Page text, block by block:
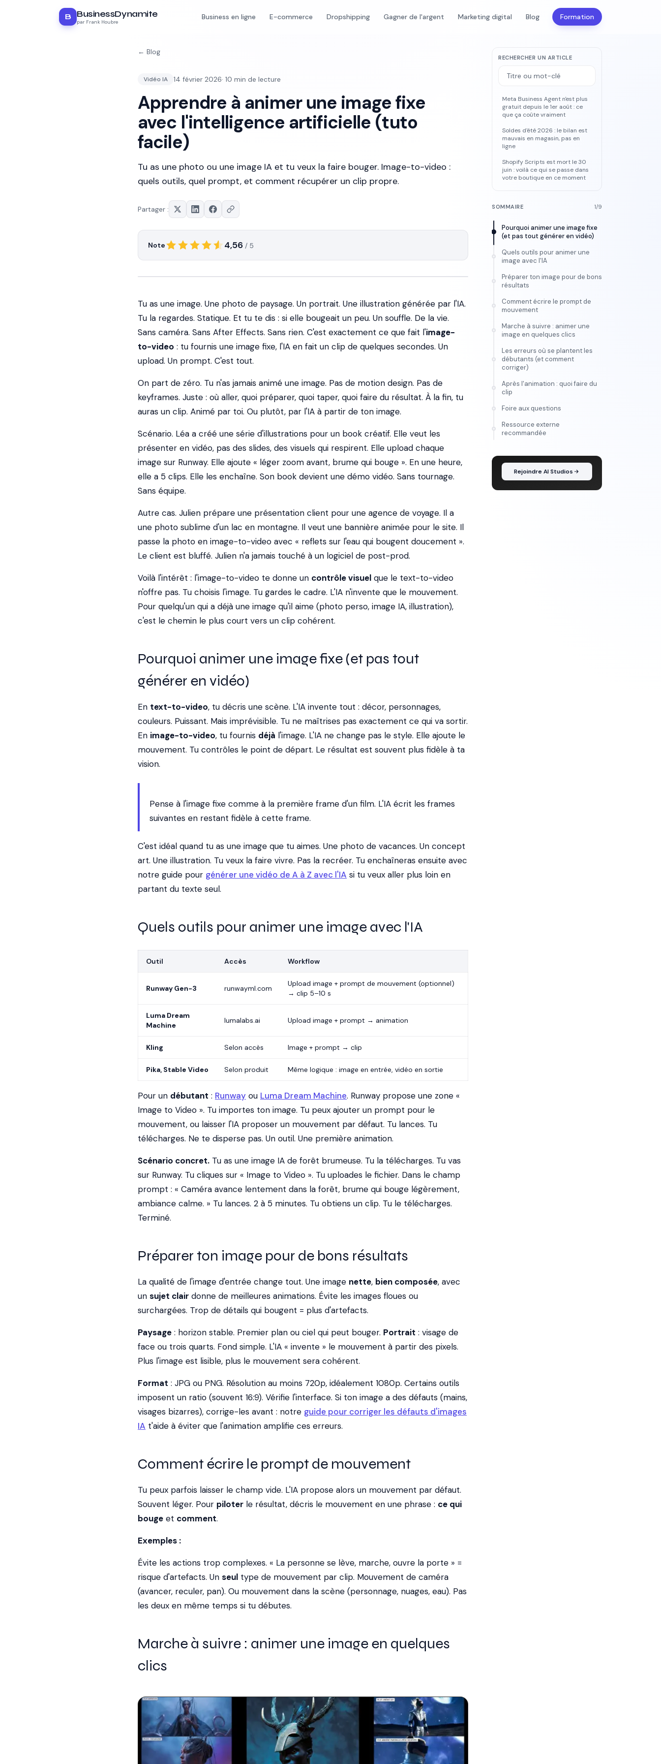
B BusinessDynamite
par Frank Houbre
Business en ligne E-commerce Dropshipping Gagner de l'argent Marketing digital Blog Formation
← Blog
Vidéo IA 14 février 2026· 10 min de lecture
Apprendre à animer une image fixe
avec l'intelligence artificielle (tuto
facile)
Tu as une photo ou une image IA et tu veux la faire bouger. Image-to-video :
quels outils, quel prompt, et comment récupérer un clip propre.
Partager :
Note 4,56 / 5
Tu as une image. Une photo de paysage. Un portrait. Une illustration générée par l'IA.
Tu la regardes. Statique. Et tu te dis : si elle bougeait un peu. Un souffle. De la vie.
Sans caméra. Sans After Effects. Sans rien. C'est exactement ce que fait l'image-
to-video : tu fournis une image fixe, l'IA en fait un clip de quelques secondes. Un
upload. Un prompt. C'est tout.
On part de zéro. Tu n'as jamais animé une image. Pas de motion design. Pas de
keyframes. Juste : où aller, quoi préparer, quoi taper, quoi faire du résultat. À la fin, tu
auras un clip. Animé par toi. Ou plutôt, par l'IA à partir de ton image.
Scénario. Léa a créé une série d'illustrations pour un book créatif. Elle veut les
présenter en vidéo, pas des slides, des visuels qui respirent. Elle upload chaque
image sur Runway. Elle ajoute « léger zoom avant, brume qui bouge ». En une heure,
elle a 5 clips. Elle les enchaîne. Son book devient une démo vidéo. Sans tournage.
Sans équipe.
Autre cas. Julien prépare une présentation client pour une agence de voyage. Il a
une photo sublime d'un lac en montagne. Il veut une bannière animée pour le site. Il
passe la photo en image-to-video avec « reflets sur l'eau qui bougent doucement ».
Le client est bluffé. Julien n'a jamais touché à un logiciel de post-prod.
Voilà l'intérêt : l'image-to-video te donne un contrôle visuel que le text-to-video
n'offre pas. Tu choisis l'image. Tu gardes le cadre. L'IA n'invente que le mouvement.
Pour quelqu'un qui a déjà une image qu'il aime (photo perso, image IA, illustration),
c'est le chemin le plus court vers un clip cohérent.
Pourquoi animer une image fixe (et pas tout
générer en vidéo)
En text-to-video, tu décris une scène. L'IA invente tout : décor, personnages,
couleurs. Puissant. Mais imprévisible. Tu ne maîtrises pas exactement ce qui va sortir.
En image-to-video, tu fournis déjà l'image. L'IA ne change pas le style. Elle ajoute le
mouvement. Tu contrôles le point de départ. Le résultat est souvent plus fidèle à ta
vision.
Pense à l'image fixe comme à la première frame d'un film. L'IA écrit les frames
suivantes en restant fidèle à cette frame.
C'est idéal quand tu as une image que tu aimes. Une photo de vacances. Un concept
art. Une illustration. Tu veux la faire vivre. Pas la recréer. Tu enchaîneras ensuite avec
notre guide pour générer une vidéo de A à Z avec l'IA si tu veux aller plus loin en
partant du texte seul.
Quels outils pour animer une image avec l'IA
Outil Accès Workflow
Runway Gen-3 runwayml.com
Upload image + prompt de mouvement (optionnel)
→ clip 5–10 s
Luma Dream
Machine
lumalabs.ai Upload image + prompt → animation
Kling Selon accès Image + prompt → clip
Pika, Stable Video Selon produit Même logique : image en entrée, vidéo en sortie
Pour un débutant : Runway ou Luma Dream Machine. Runway propose une zone «
Image to Video ». Tu importes ton image. Tu peux ajouter un prompt pour le
mouvement, ou laisser l'IA proposer un mouvement par défaut. Tu lances. Tu
télécharges. Ne te disperse pas. Un outil. Une première animation.
Scénario concret. Tu as une image IA de forêt brumeuse. Tu la télécharges. Tu vas
sur Runway. Tu cliques sur « Image to Video ». Tu uploades le fichier. Dans le champ
prompt : « Caméra avance lentement dans la forêt, brume qui bouge légèrement,
ambiance calme. » Tu lances. 2 à 5 minutes. Tu obtiens un clip. Tu le télécharges.
Terminé.
Préparer ton image pour de bons résultats
La qualité de l'image d'entrée change tout. Une image nette, bien composée, avec
un sujet clair donne de meilleures animations. Évite les images floues ou
surchargées. Trop de détails qui bougent = plus d'artefacts.
Paysage : horizon stable. Premier plan ou ciel qui peut bouger. Portrait : visage de
face ou trois quarts. Fond simple. L'IA « invente » le mouvement à partir des pixels.
Plus l'image est lisible, plus le mouvement sera cohérent.
Format : JPG ou PNG. Résolution au moins 720p, idéalement 1080p. Certains outils
imposent un ratio (souvent 16:9). Vérifie l'interface. Si ton image a des défauts (mains,
visages bizarres), corrige-les avant : notre guide pour corriger les défauts d'images
IA t'aide à éviter que l'animation amplifie ces erreurs.
Comment écrire le prompt de mouvement
Tu peux parfois laisser le champ vide. L'IA propose alors un mouvement par défaut.
Souvent léger. Pour piloter le résultat, décris le mouvement en une phrase : ce qui
bouge et comment.
Exemples :
Évite les actions trop complexes. « La personne se lève, marche, ouvre la porte » =
risque d'artefacts. Un seul type de mouvement par clip. Mouvement de caméra
(avancer, reculer, pan). Ou mouvement dans la scène (personnage, nuages, eau). Pas
les deux en même temps si tu débutes.
Marche à suivre : animer une image en quelques
clics
RECHERCHER UN ARTICLE
Meta Business Agent n'est plus
gratuit depuis le 1er août : ce
que ça coûte vraiment
Soldes d'été 2026 : le bilan est
mauvais en magasin, pas en
ligne
Shopify Scripts est mort le 30
juin : voilà ce qui se passe dans
votre boutique en ce moment
SOMMAIRE 1/9
Pourquoi animer une image fixe
(et pas tout générer en vidéo)
Quels outils pour animer une
image avec l'IA
Préparer ton image pour de bons
résultats
Comment écrire le prompt de
mouvement
Marche à suivre : animer une
image en quelques clics
Les erreurs où se plantent les
débutants (et comment
corriger)
Après l'animation : quoi faire du
clip
Foire aux questions
Ressource externe
recommandée
FORMATION
Rejoindre AI Studios